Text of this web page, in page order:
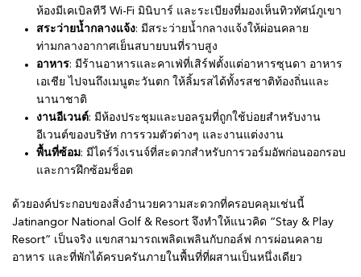
ห้องมีเคเบิลทีวี Wi-Fi มินิบาร์ และระเบียงที่มองเห็นทิวทัศน์ภูเขา
สระว่ายน้ำกลางแจ้ง: มีสระว่ายน้ำกลางแจ้งให้ผ่อนคลาย
ท่ามกลางอากาศเย็นสบายบนที่ราบสูง
อาหาร: มีร้านอาหารและคาเฟ่ที่เสิร์ฟตั้งแต่อาหารซุนดา อาหาร
เอเชีย ไปจนถึงเมนูตะวันตก ให้ลิ้มรสได้ทั้งรสชาติท้องถิ่นและ
นานาชาติ
งานอีเวนต์: มีห้องประชุมและบอลรูมที่ถูกใช้บ่อยสำหรับงาน
อีเวนต์ของบริษัท การรวมตัวต่างๆ และงานแต่งงาน
พื้นที่ซ้อม: มีไดร์วิ่งเรนจ์ที่สะดวกสำหรับการวอร์มอัพก่อนออกรอบ
และการฝึกซ้อมช็อต
ด้วยองค์ประกอบของสิ่งอำนวยความสะดวกที่ครอบคลุมเช่นนี้
Jatinangor National Golf & Resort จึงทำให้แนวคิด “Stay & Play
Resort” เป็นจริง แขกสามารถเพลิดเพลินกับกอล์ฟ การผ่อนคลาย
อาหาร และที่พักได้ครบครันภายในพื้นที่ที่ผสานเป็นหนึ่งเดียว